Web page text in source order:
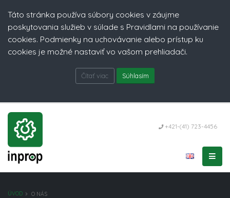
Táto stránka používa súbory cookies v záujme
poskytovania služieb v súlade s Pravidlami na používanie
cookies. Podmienky na uchovávanie alebo prístup ku
cookies je možné nastaviť vo vašom prehliadači.
Čítať viac Súhlasím
+421-(41) 723-4456
ÚVOD O NÁS